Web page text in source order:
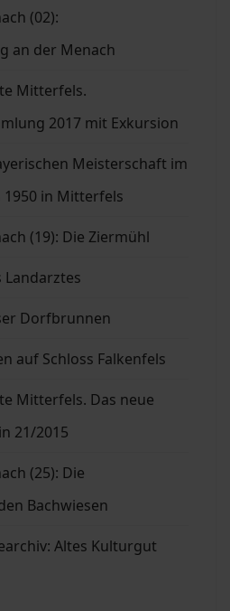
(02):
an der Menach
Mitterfels.
2017 mit Exkursion
Meisterschaft im
in Mitterfels
(19): Die Ziermühl
Dorfbrunnen
auf Schloss Falkenfels
Mitterfels. Das neue
21/2015
(25): Die
Bachwiesen
Altes Kulturgut